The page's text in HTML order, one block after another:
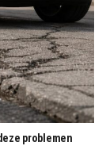
problemen